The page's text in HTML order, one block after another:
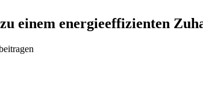
einem energieeffizienten